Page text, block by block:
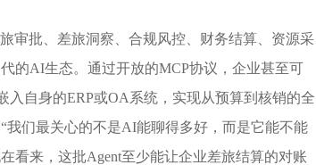
批、差旅洞察、合规风控、财务结算、资源采
的AI生态。通过开放的MCP协议，企业甚至可
入自身的ERP或OA系统，实现从预算到核销的全
们最关心的不是AI能聊得多好，而是它能不能
看来，这批Agent至少能让企业差旅结算的对账